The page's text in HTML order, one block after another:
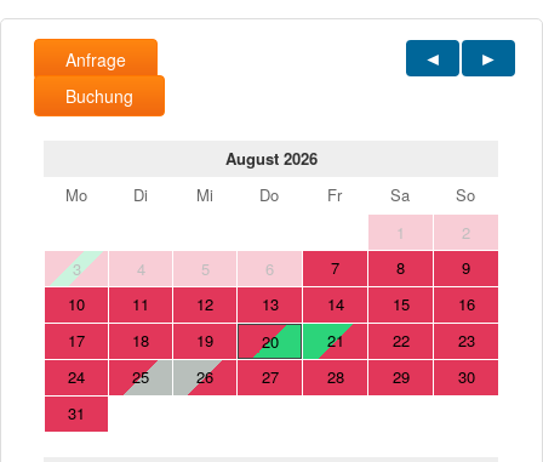
Anfrage
Buchung
August 2026
Mo
Di Mi Do Fr Sa
So
1
2
3
4 5 6 7 8
9
10
11 12 13 14 15
16
17
18 19 20 21 22
23
24
25 26 27 28 29
30
31